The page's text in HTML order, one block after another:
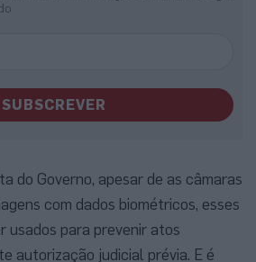
SUBSCREVER
do Governo, apesar de as câmaras
com dados biométricos, esses
usados para prevenir atos
autorização judicial prévia. E é